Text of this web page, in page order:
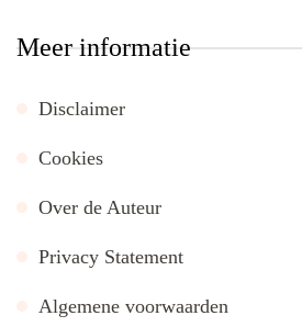
Meer informatie
Disclaimer
Cookies
Over de Auteur
Privacy Statement
Algemene voorwaarden